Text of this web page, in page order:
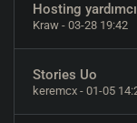
Hosting
Kraw - 03-28 19:42
Stories Uo
keremcx - 01-05